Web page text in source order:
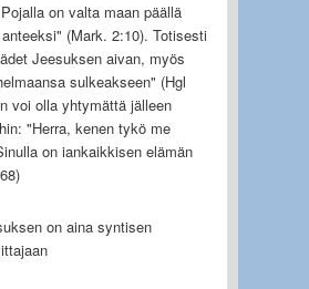
on valta maan päällä
(Mark. 2:10). Totisesti
Jeesuksen aivan, myös
sulkeakseen" (Hgl
voi olla yhtymättä jälleen
"Herra, kenen tykö me
on iankaikkisen elämän
on aina syntisen